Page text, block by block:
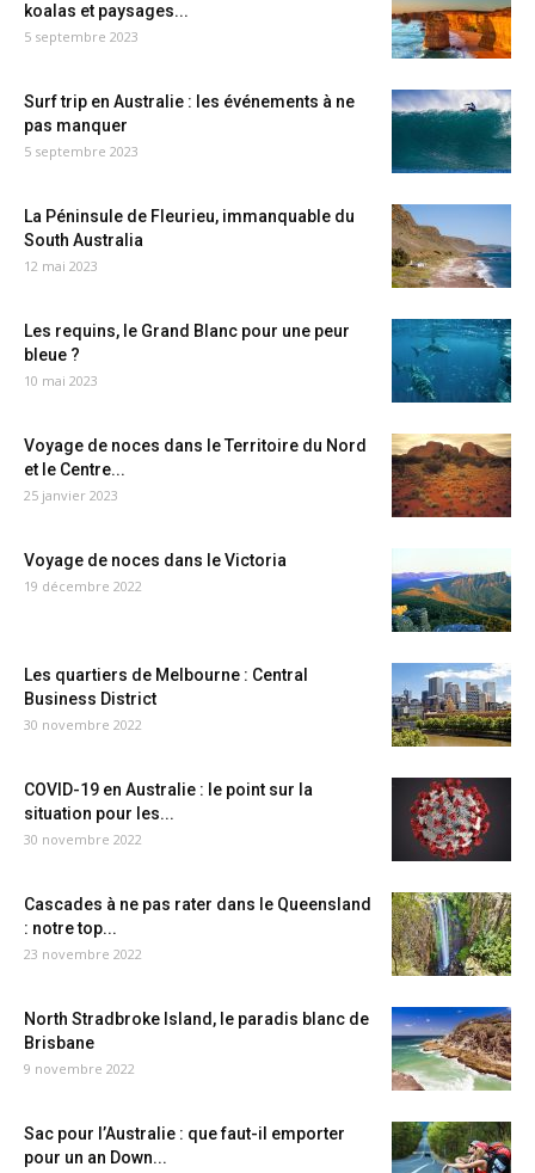
koalas et paysages...
5 septembre 2023
Surf trip en Australie : les événements à ne
pas manquer
5 septembre 2023
La Péninsule de Fleurieu, immanquable du
South Australia
12 mai 2023
Les requins, le Grand Blanc pour une peur
bleue ?
10 mai 2023
Voyage de noces dans le Territoire du Nord
et le Centre...
25 janvier 2023
Voyage de noces dans le Victoria
19 décembre 2022
Les quartiers de Melbourne : Central
Business District
30 novembre 2022
COVID-19 en Australie : le point sur la
situation pour les...
30 novembre 2022
Cascades à ne pas rater dans le Queensland
: notre top...
23 novembre 2022
North Stradbroke Island, le paradis blanc de
Brisbane
9 novembre 2022
Sac pour l’Australie : que faut-il emporter
pour un an Down...